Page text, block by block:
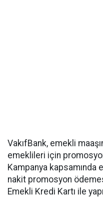
VakıfBank, emekli
emeklileri için
Kampanya kapsamında
nakit promosyon
Emekli Kredi Kartı ile